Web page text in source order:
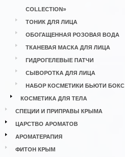
COLLECTION»
ТОНИК ДЛЯ ЛИЦА
ОБОГАЩЕННАЯ РОЗОВАЯ ВОДА
ТКАНЕВАЯ МАСКА ДЛЯ ЛИЦА
ГИДРОГЕЛЕВЫЕ ПАТЧИ
СЫВОРОТКА ДЛЯ ЛИЦА
НАБОР КОСМЕТИКИ БЬЮТИ БОКС
КОСМЕТИКА ДЛЯ ТЕЛА
СПЕЦИИ И ПРИПРАВЫ КРЫМА
ЦАРСТВО АРОМАТОВ
АРОМАТЕРАПИЯ
ФИТОН КРЫМ